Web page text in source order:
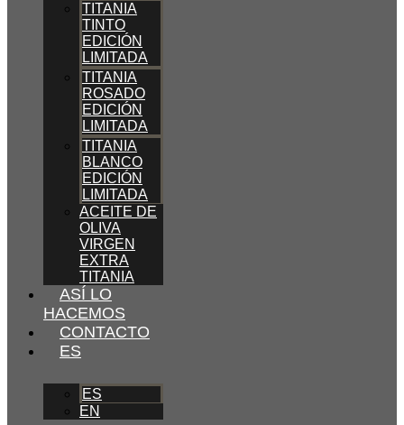
TITANIA
TINTO
EDICIÓN
LIMITADA
TITANIA
ROSADO
EDICIÓN
LIMITADA
TITANIA
BLANCO
EDICIÓN
LIMITADA
ACEITE DE
OLIVA
VIRGEN
EXTRA
TITANIA
ASÍ LO
HACEMOS
CONTACTO
ES
ES
EN